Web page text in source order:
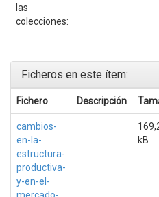
las
colecciones:
Ficheros en este ítem:
Fichero Descripción
cambios-
en-la-
estructura-
productiva-
y-en-el-
kB